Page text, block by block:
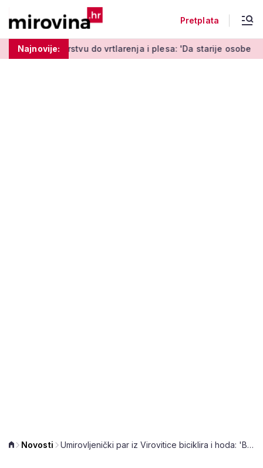
Pretplata
Najnovije:
do vrtlarenja i plesa: 'Da starije osobe ne ostavimo same'
Novosti Umirovljenički par iz Virovitice biciklira i hoda: 'Biti aktivan, to je pravi gušt'